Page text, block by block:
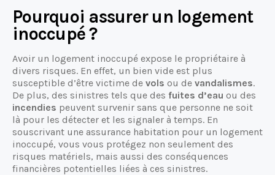
Pourquoi assurer un logement
inoccupé ?
Avoir un logement inoccupé expose le propriétaire à
divers risques. En effet, un bien vide est plus
susceptible d’être victime de vols ou de vandalismes.
De plus, des sinistres tels que des fuites d’eau ou des
incendies peuvent survenir sans que personne ne soit
là pour les détecter et les signaler à temps. En
souscrivant une assurance habitation pour un logement
inoccupé, vous vous protégez non seulement des
risques matériels, mais aussi des conséquences
financières potentielles liées à ces sinistres.